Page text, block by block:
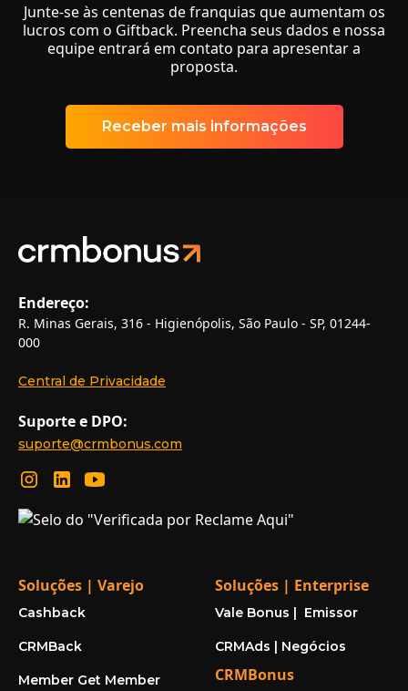
Junte-se às centenas de franquias que aumentam os
lucros com o Giftback. Preencha seus dados e nossa
equipe entrará em contato para apresentar a
proposta.
Receber mais informações
Endereço:
R. Minas Gerais, 316 - Higienópolis, São Paulo - SP, 01244-
000
Central de Privacidade
Suporte e DPO:
suporte@crmbonus.com
Soluções | Varejo
Cashback
CRMBack
Member Get Member
Soluções | Enterprise
Vale Bonus | Emissor
CRMAds | Negócios
CRMBonus